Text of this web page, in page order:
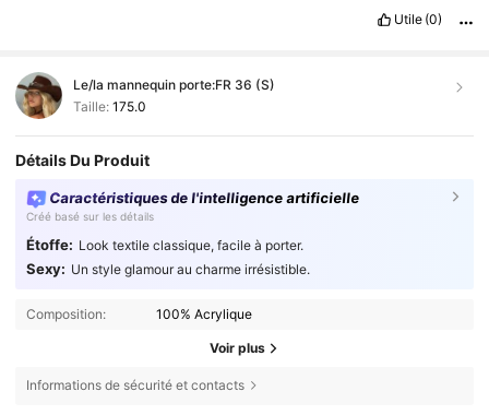
Utile (0)
Le/la mannequin porte:FR 36 (S)
Taille: 175.0
Détails Du Produit
Caractéristiques de l'intelligence artificielle
Créé basé sur les détails
Étoffe: Look textile classique, facile à porter.
Sexy: Un style glamour au charme irrésistible.
Composition: 100% Acrylique
Voir plus
Informations de sécurité et contacts